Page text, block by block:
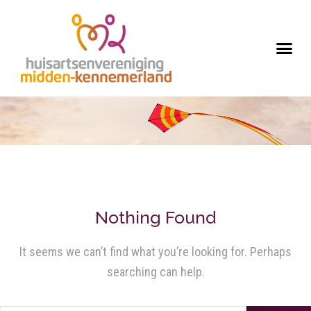
Nothing Found
It seems we can’t find what you’re looking for. Perhaps
searching can help.